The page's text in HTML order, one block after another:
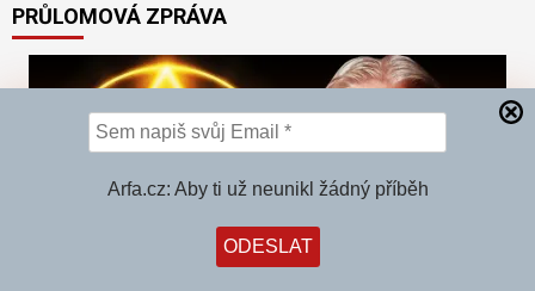
Arfa.cz: Aby ti už neunikl žádný příběh
PRŮLOMOVÁ ZPRÁVA